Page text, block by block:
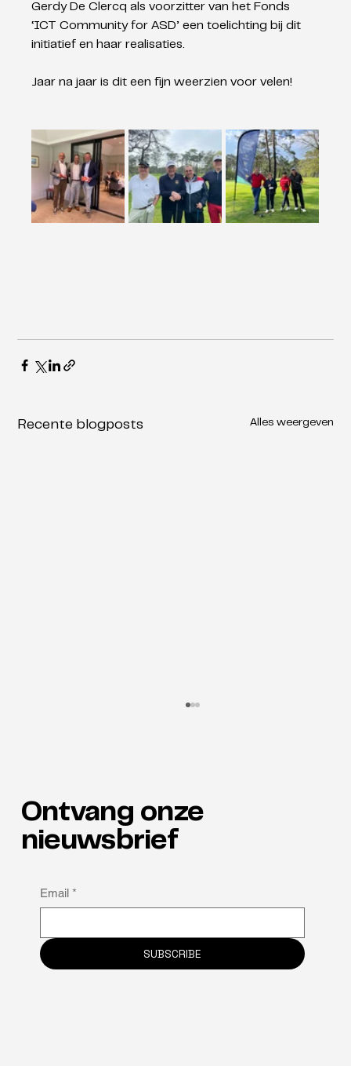
Gerdy De Clercq als voorzitter van het Fonds
‘ICT Community for ASD’ een toelichting bij dit
initiatief en haar realisaties.
Jaar na jaar is dit een fijn weerzien voor velen!
Recente blogposts Alles weergeven
sleutel tot retentie is
Ontvang onze
nieuwsbrief
Email *
SUBSCRIBE